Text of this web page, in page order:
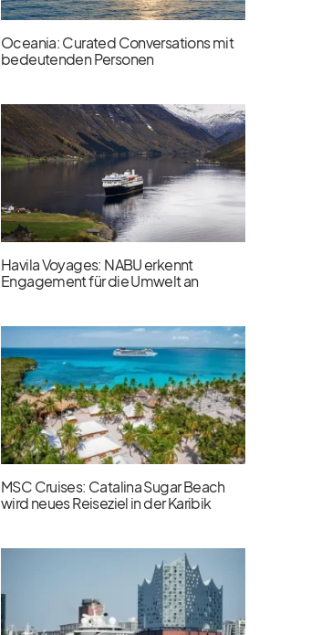
Oceania: Curated Conversations mit
bedeutenden Personen
Havila Voyages: NABU erkennt
Engagement für die Umwelt an
MSC Cruises: Catalina Sugar Beach
wird neues Reiseziel in der Karibik